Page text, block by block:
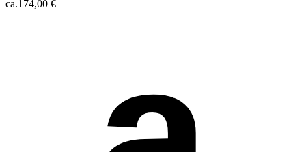
ca.174,00 €